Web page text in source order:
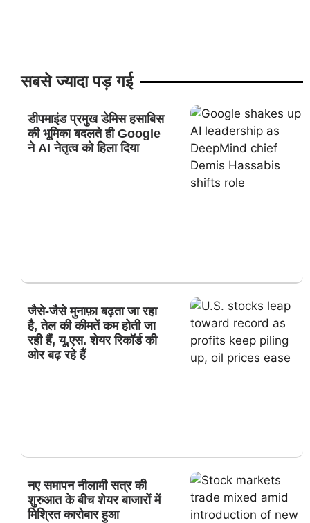
सबसे ज्यादा पड़ गई
डीपमाइंड प्रमुख डेमिस हसाबिस
की भूमिका बदलते ही Google
ने AI नेतृत्व को हिला दिया
जैसे-जैसे मुनाफ़ा बढ़ता जा रहा
है, तेल की कीमतें कम होती जा
रही हैं, यू.एस. शेयर रिकॉर्ड की
ओर बढ़ रहे हैं
नए समापन नीलामी सत्र की
शुरुआत के बीच शेयर बाजारों में
मिश्रित कारोबार हुआ